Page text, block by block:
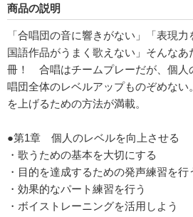
商品の説明
「合唱団の音に響きがない」「表現
国語作品がうまく歌えない」そんな
冊！ 合唱はチームプレーだが、個人
唱団全体のレベルアップものぞめな
を上げるための方法が満載。
●第1章 個人のレベルを向上させる
・歌うための基本を大切にする
・目的を達成するための発声練習を行
・効果的なパート練習を行う
・ボイストレーニングを活用しよう